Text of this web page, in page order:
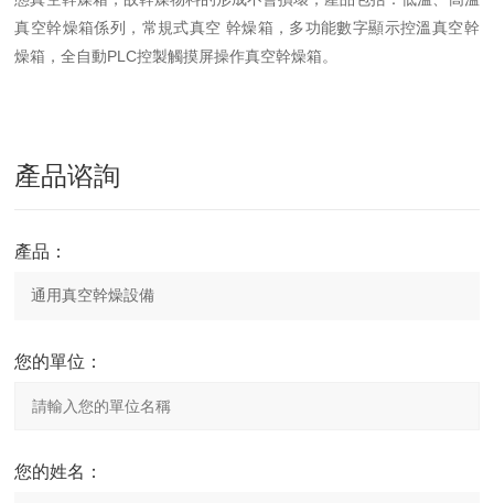
真空幹燥箱係列，常規式真空 幹燥箱，多功能數字顯示控溫真空幹
燥箱，全自動PLC控製觸摸屏操作真空幹燥箱。
產品谘詢
產品：
您的單位：
您的姓名：